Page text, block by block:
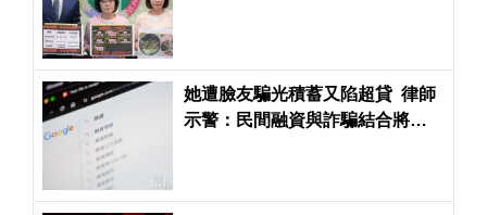
她遭臉友騙光積蓄又陷超貸 律師
示警：民間融資與詐騙結合將會